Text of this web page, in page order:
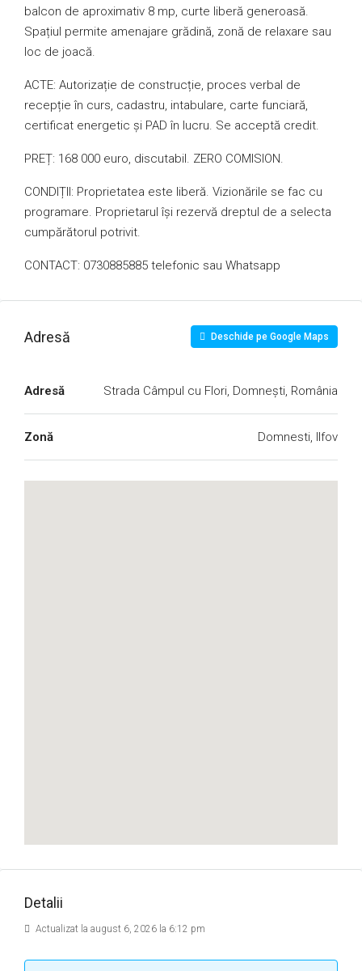
balcon de aproximativ 8 mp, curte liberă generoasă.
Spațiul permite amenajare grădină, zonă de relaxare sau
loc de joacă.
ACTE: Autorizație de construcție, proces verbal de
recepție în curs, cadastru, intabulare, carte funciară,
certificat energetic și PAD în lucru. Se acceptă credit.
PREȚ: 168 000 euro, discutabil. ZERO COMISION.
CONDIȚII: Proprietatea este liberă. Vizionările se fac cu
programare. Proprietarul își rezervă dreptul de a selecta
cumpărătorul potrivit.
CONTACT: 0730885885 telefonic sau Whatsapp
Adresă Deschide pe Google Maps
Adresă Strada Câmpul cu Flori, Domnești, România
Zonă Domnesti, Ilfov
Detalii
Actualizat la august 6, 2026 la 6:12 pm